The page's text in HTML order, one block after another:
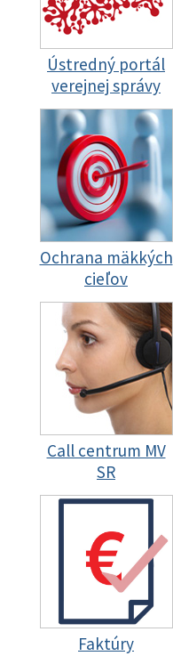
Ústredný portál
verejnej správy
Ochrana mäkkých
cieľov
Call centrum MV
SR
Faktúry